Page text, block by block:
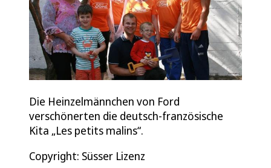
Die Heinzelmännchen von Ford
verschönerten die deutsch-französische
Kita „Les petits malins“.
Copyright: Süsser Lizenz